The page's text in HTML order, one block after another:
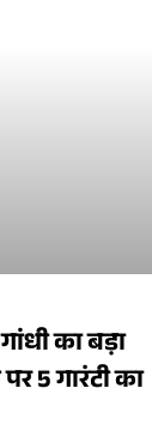
का बड़ा
5 गारंटी का